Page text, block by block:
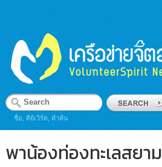
ชื่อ, คีย์เวิร์ด, คำค้น
พาน้องท่องทะเลสยาม